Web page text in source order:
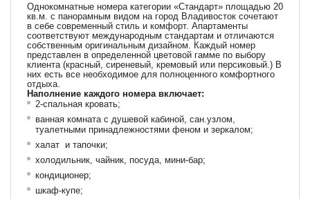
Однокомнатные номера категории «Стандарт» площадью 20
кв.м. с панорамным видом на город Владивосток сочетают
в себе современный стиль и комфорт. Апартаменты
соответствуют международным стандартам и отличаются
собственным оригинальным дизайном. Каждый номер
представлен в определенной цветовой гамме по выбору
клиента (красный, сиреневый, кремовый или персиковый.) В
них есть все необходимое для полноценного комфортного
отдыха.
Наполнение каждого номера включает:
2-спальная кровать;
ванная комната с душевой кабиной, сан.узлом,
туалетными принадлежностями феном и зеркалом;
халат и тапочки;
холодильник, чайник, посуда, мини-бар;
кондиционер;
шкаф-купе;